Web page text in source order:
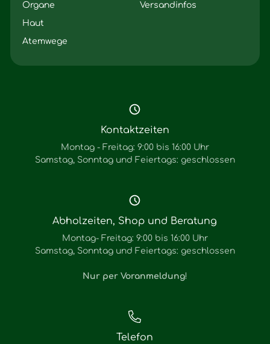
Organe
Haut
Atemwege
Versandinfos
Kontaktzeiten
Montag - Freitag: 9:00 bis 16:00 Uhr
Samstag, Sonntag und Feiertags: geschlossen
Abholzeiten, Shop und Beratung
Montag- Freitag: 9:00 bis 16:00 Uhr
Samstag, Sonntag und Feiertags: geschlossen
Nur per Voranmeldung!
Telefon